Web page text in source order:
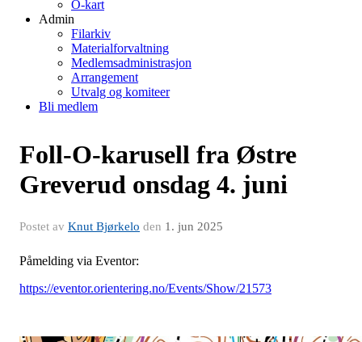
O-kart
Admin
Filarkiv
Materialforvaltning
Medlemsadministrasjon
Arrangement
Utvalg og komiteer
Bli medlem
Foll-O-karusell fra Østre
Greverud onsdag 4. juni
Postet av Knut Bjørkelo den 1. jun 2025
Påmelding via Eventor:
https://eventor.orientering.no/Events/Show/21573